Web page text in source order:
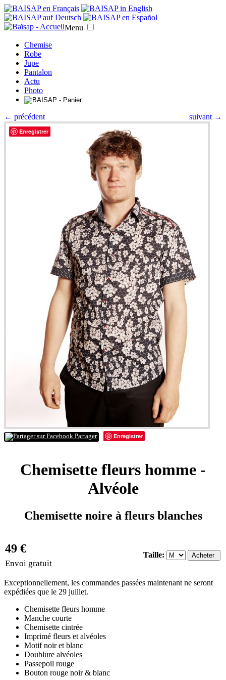
Menu
Chemise
Robe
Jupe
Pantalon
Actu
Photo
suivant →
← précédent
Partager Enregistrer
Chemisette fleurs homme -
Alvéole
Chemisette noire à fleurs blanches
49 €
Envoi gratuit
Taille:
Exceptionnellement, les commandes passées maintenant ne seront
expédiées que le 29 juillet.
Chemisette fleurs homme
Manche courte
Chemisette cintrée
Imprimé fleurs et alvéoles
Motif noir et blanc
Doublure alvéoles
Passepoil rouge
Bouton rouge noir & blanc
Enregistrer